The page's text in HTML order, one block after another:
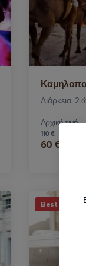
Διάρκεια: 2
Αρχική τιμή
110 €
60 €
Best Seller